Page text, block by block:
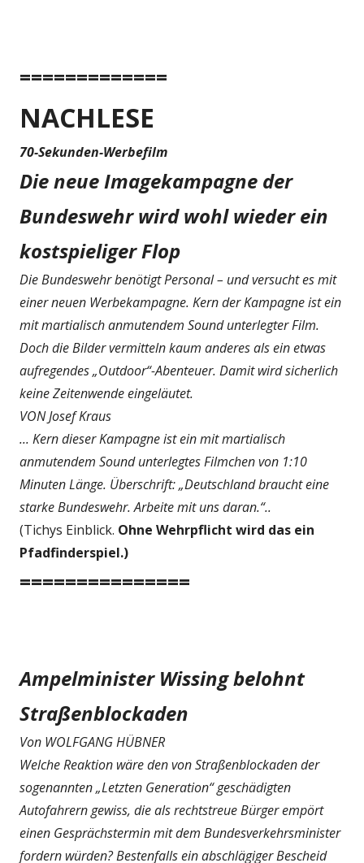
=============
NACHLESE
70-Sekunden-Werbefilm
Die neue Imagekampagne der
Bundeswehr wird wohl wieder ein
kostspieliger Flop
Die Bundeswehr benötigt Personal – und versucht es mit
einer neuen Werbekampagne. Kern der Kampagne ist ein
mit martialisch anmutendem Sound unterlegter Film.
Doch die Bilder vermitteln kaum anderes als ein etwas
aufregendes „Outdoor“-Abenteuer. Damit wird sicherlich
keine Zeitenwende eingeläutet.
VON Josef Kraus
... Kern dieser Kampagne ist ein mit martialisch
anmutendem Sound unterlegtes Filmchen von 1:10
Minuten Länge. Überschrift: „Deutschland braucht eine
starke Bundeswehr. Arbeite mit uns daran.“..
(Tichys Einblick. Ohne Wehrpflicht wird das ein
Pfadfinderspiel.)
===============
Ampelminister Wissing belohnt
Straßenblockaden
Von WOLFGANG HÜBNER
Welche Reaktion wäre den von Straßenblockaden der
sogenannten „Letzten Generation“ geschädigten
Autofahrern gewiss, die als rechtstreue Bürger empört
einen Gesprächstermin mit dem Bundesverkehrsminister
fordern würden? Bestenfalls ein abschlägiger Bescheid